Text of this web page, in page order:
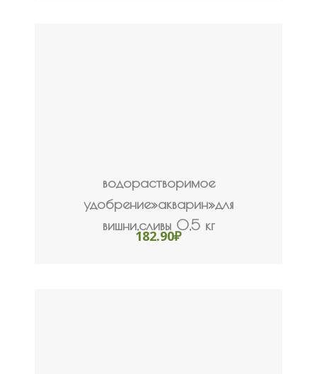
водорастворимое
удобрение»акварин»для
вишни,сливы 0,5 кг
182.90₽